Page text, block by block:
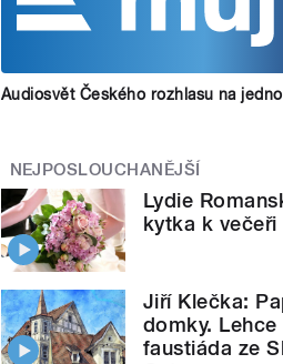
Audiosvět Českého rozhlasu na
NEJPOSLOUCHANĚJŠÍ
Lydie
kytka k večeři
Jiří Klečka:
domky.
faustiáda ze